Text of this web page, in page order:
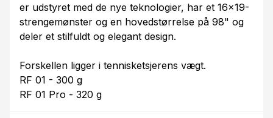
er udstyret med de nye teknologier, har et 16x19-
strengemønster og en hovedstørrelse på 98" og
deler et stilfuldt og elegant design.
Forskellen ligger i tennisketsjerens vægt.
RF 01 - 300 g
RF 01 Pro - 320 g